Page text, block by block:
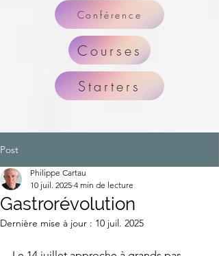
Conférence
Courses
Starters
Post
Gastrorévolution
Philippe Cartau
10 juil. 2025 4 min de lecture
Dernière mise à jour : 10 juil. 2025